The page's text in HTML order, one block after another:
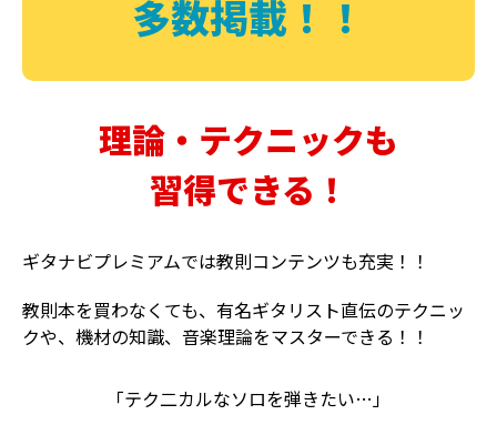
多数掲載！！
理論・テクニックも
習得できる！
ギタナビプレミアムでは教則コンテンツも充実！！
教則本を買わなくても、有名ギタリスト直伝のテクニッ
クや、機材の知識、音楽理論をマスターできる！！
「テク二カルなソロを弾きたい…」